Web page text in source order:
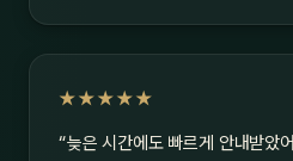
★★★★★
“늦은 시간에도 빠르게 안내받았